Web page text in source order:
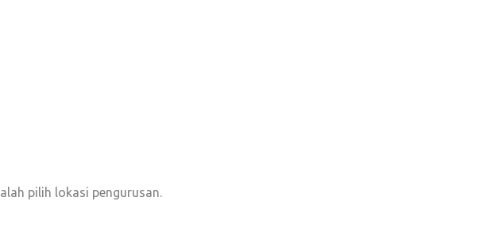
pilih lokasi pengurusan.